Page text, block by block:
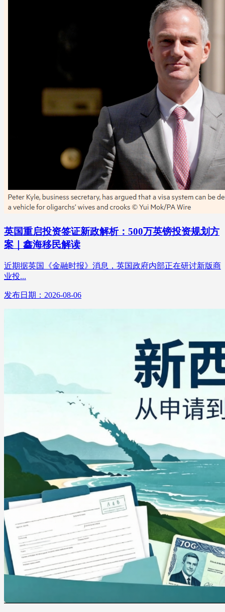
英国重启投资签证新政解析：500万英镑投资规划方
案｜鑫海移民解读
近期据英国《金融时报》消息，英国政府内部正在研讨新版商
业投...
发布日期：2026-08-06